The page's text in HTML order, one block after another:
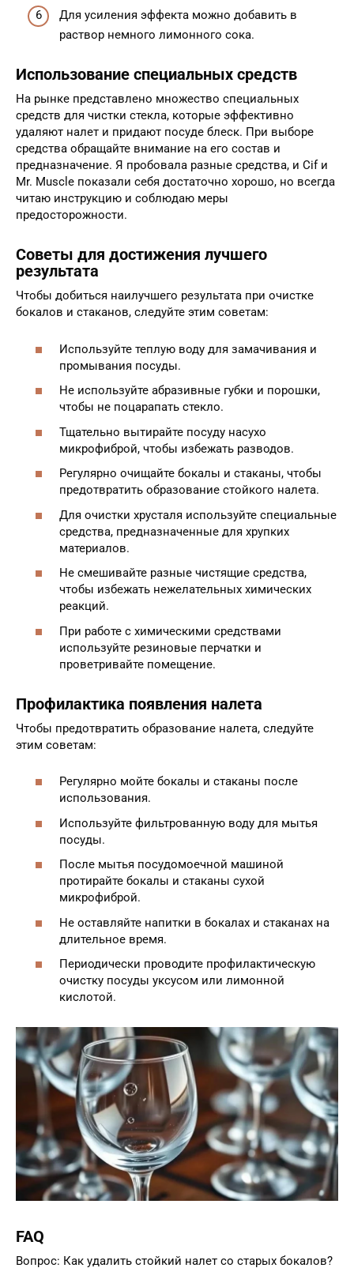
Для усиления эффекта можно добавить в
раствор немного лимонного сока.
Использование специальных средств
На рынке представлено множество специальных
средств для чистки стекла, которые эффективно
удаляют налет и придают посуде блеск. При выборе
средства обращайте внимание на его состав и
предназначение. Я пробовала разные средства, и Cif и
Mr. Muscle показали себя достаточно хорошо, но всегда
читаю инструкцию и соблюдаю меры
предосторожности.
Советы для достижения лучшего
результата
Чтобы добиться наилучшего результата при очистке
бокалов и стаканов, следуйте этим советам:
Используйте теплую воду для замачивания и
промывания посуды.
Не используйте абразивные губки и порошки,
чтобы не поцарапать стекло.
Тщательно вытирайте посуду насухо
микрофиброй, чтобы избежать разводов.
Регулярно очищайте бокалы и стаканы, чтобы
предотвратить образование стойкого налета.
Для очистки хрусталя используйте специальные
средства, предназначенные для хрупких
материалов.
Не смешивайте разные чистящие средства,
чтобы избежать нежелательных химических
реакций.
При работе с химическими средствами
используйте резиновые перчатки и
проветривайте помещение.
Профилактика появления налета
Чтобы предотвратить образование налета, следуйте
этим советам:
Регулярно мойте бокалы и стаканы после
использования.
Используйте фильтрованную воду для мытья
посуды.
После мытья посудомоечной машиной
протирайте бокалы и стаканы сухой
микрофиброй.
Не оставляйте напитки в бокалах и стаканах на
длительное время.
Периодически проводите профилактическую
очистку посуды уксусом или лимонной
кислотой.
FAQ
Вопрос: Как удалить стойкий налет со старых бокалов?